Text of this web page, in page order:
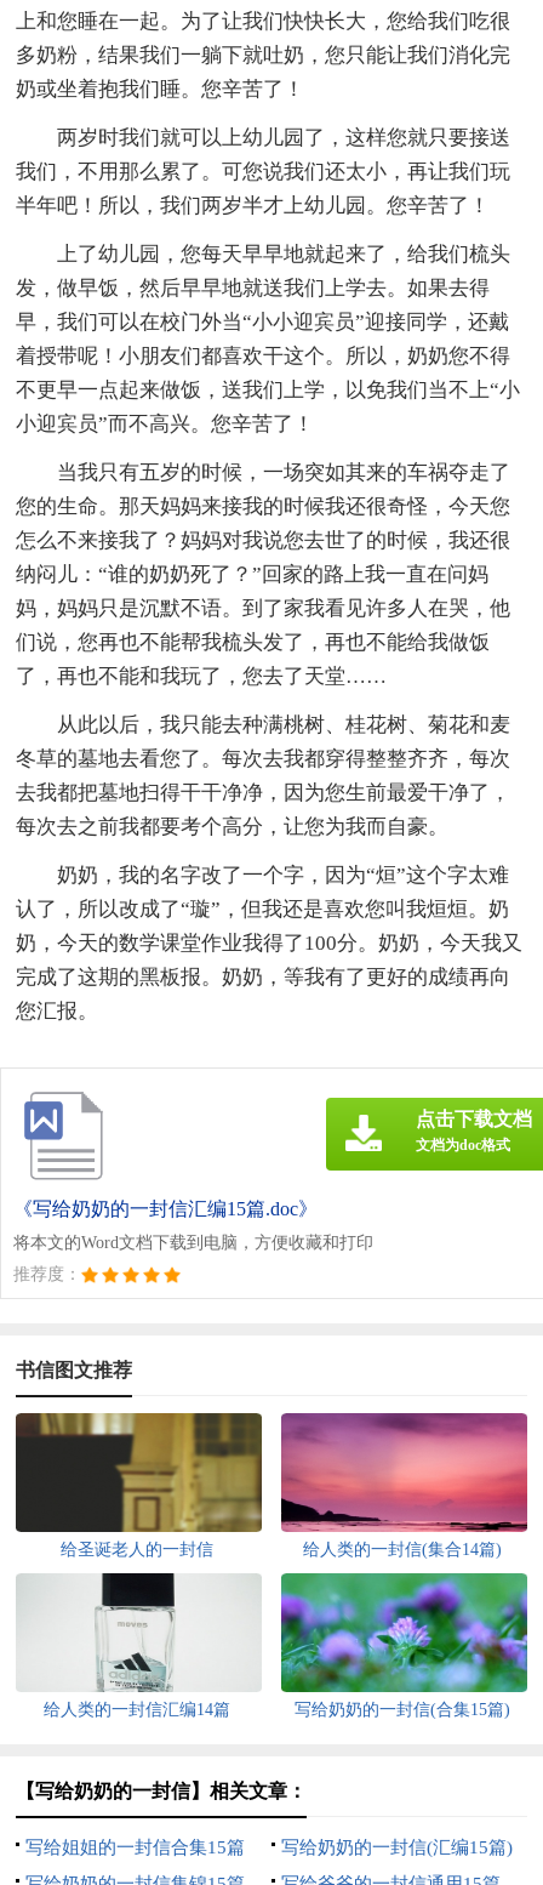
上和您睡在一起。为了让我们快快长大，您给我们吃很
多奶粉，结果我们一躺下就吐奶，您只能让我们消化完
奶或坐着抱我们睡。您辛苦了！
两岁时我们就可以上幼儿园了，这样您就只要接送
我们，不用那么累了。可您说我们还太小，再让我们玩
半年吧！所以，我们两岁半才上幼儿园。您辛苦了！
上了幼儿园，您每天早早地就起来了，给我们梳头
发，做早饭，然后早早地就送我们上学去。如果去得
早，我们可以在校门外当“小小迎宾员”迎接同学，还戴
着授带呢！小朋友们都喜欢干这个。所以，奶奶您不得
不更早一点起来做饭，送我们上学，以免我们当不上“小
小迎宾员”而不高兴。您辛苦了！
当我只有五岁的时候，一场突如其来的车祸夺走了
您的生命。那天妈妈来接我的时候我还很奇怪，今天您
怎么不来接我了？妈妈对我说您去世了的时候，我还很
纳闷儿：“谁的奶奶死了？”回家的路上我一直在问妈
妈，妈妈只是沉默不语。到了家我看见许多人在哭，他
们说，您再也不能帮我梳头发了，再也不能给我做饭
了，再也不能和我玩了，您去了天堂……
从此以后，我只能去种满桃树、桂花树、菊花和麦
冬草的墓地去看您了。每次去我都穿得整整齐齐，每次
去我都把墓地扫得干干净净，因为您生前最爱干净了，
每次去之前我都要考个高分，让您为我而自豪。
奶奶，我的名字改了一个字，因为“烜”这个字太难
认了，所以改成了“璇”，但我还是喜欢您叫我烜烜。奶
奶，今天的数学课堂作业我得了100分。奶奶，今天我又
完成了这期的黑板报。奶奶，等我有了更好的成绩再向
您汇报。
《写给奶奶的一封信汇编15篇.doc》
将本文的Word文档下载到电脑，方便收藏和打印
推荐度：
点击下载文档
文档为doc格式
书信图文推荐
给圣诞老人的一封信 给人类的一封信(集合14篇)
给人类的一封信汇编14篇 写给奶奶的一封信(合集15篇)
【写给奶奶的一封信】相关文章：
写给姐姐的一封信合集15篇
写给奶奶的一封信(汇编15篇)